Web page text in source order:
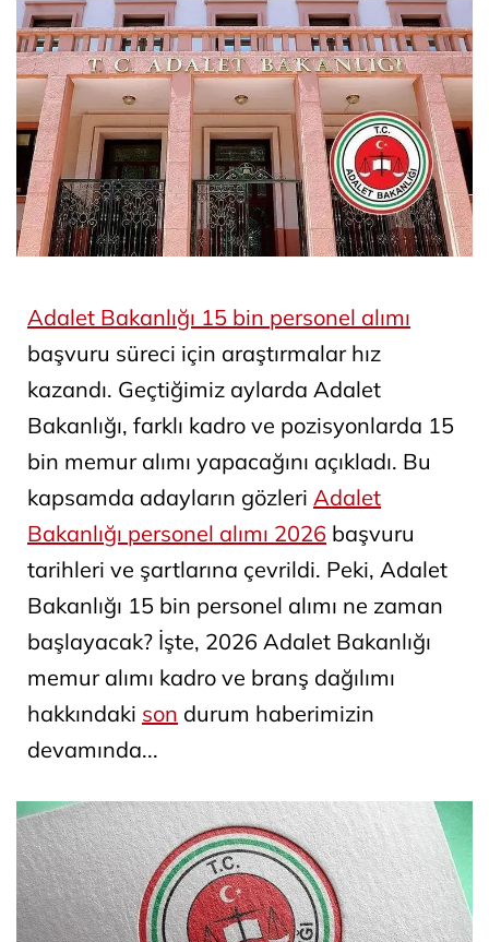
Adalet Bakanlığı 15 bin personel alımı
başvuru süreci için araştırmalar hız
kazandı. Geçtiğimiz aylarda Adalet
Bakanlığı, farklı kadro ve pozisyonlarda 15
bin memur alımı yapacağını açıkladı. Bu
kapsamda adayların gözleri Adalet
Bakanlığı personel alımı 2026 başvuru
tarihleri ve şartlarına çevrildi. Peki, Adalet
Bakanlığı 15 bin personel alımı ne zaman
başlayacak? İşte, 2026 Adalet Bakanlığı
memur alımı kadro ve branş dağılımı
hakkındaki son durum haberimizin
devamında...